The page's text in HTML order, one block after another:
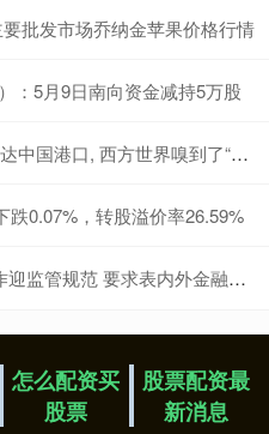
批发市场乔纳金苹果价格行情
：5月9日南向资金减持5万股
, 西方世界嗅到了“不寻常”的味道
0.07%，转股溢价率26.59%
规范 要求表内外金融工具全覆盖
怎么配资买
股票
股票配资最
新消息